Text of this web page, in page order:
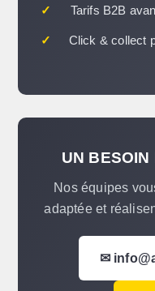
✓ Tarifs B2B
✓
Click & collect
UN
Nos équipes
adaptée et
✉